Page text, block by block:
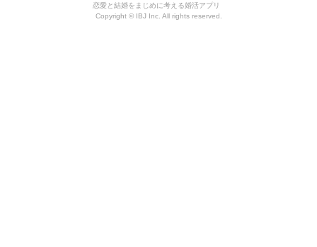
恋愛と結婚をまじめに考える婚活アプリ
Copyright © IBJ Inc. All rights reserved.